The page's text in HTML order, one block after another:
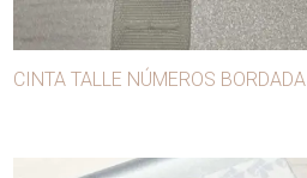
CINTA TALLE NÚMEROS BORDADA